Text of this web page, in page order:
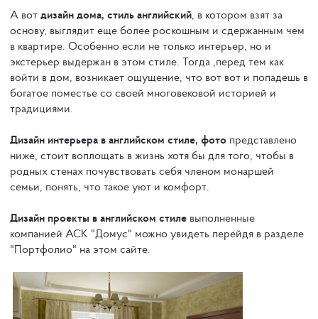
А вот дизайн дома, стиль английский, в котором взят за
основу, выглядит еще более роскошным и сдержанным чем
в квартире. Особенно если не только интерьер, но и
экстерьер выдержан в этом стиле. Тогда ,перед тем как
войти в дом, возникает ощущение, что вот вот и попадешь в
богатое поместье со своей многовековой историей и
традициями.
Дизайн интерьера в английском стиле, фото представлено
ниже, стоит воплощать в жизнь хотя бы для того, чтобы в
родных стенах почувствовать себя членом монаршей
семьи, понять, что такое уют и комфорт.
Дизайн проекты в английском стиле выполненные
компанией АСК "Домус" можно увидеть перейдя в разделе
"Портфолио" на этом сайте.